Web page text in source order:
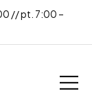
// pt. 7:00 –